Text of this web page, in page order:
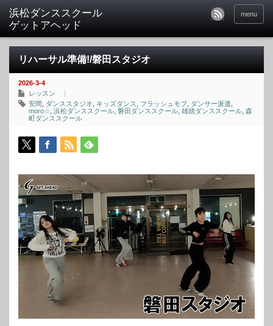
menu
リハーサル準備!/磐田スタジオ
2026-3-4
レッスン
安間
ダンススタジオ キッズダンス フラッシュモブ ダンサー派遣
moro☆ 浜松ダンススクール 磐田ダンススクール 雄踏ダンススクール 森
町ダンススクール